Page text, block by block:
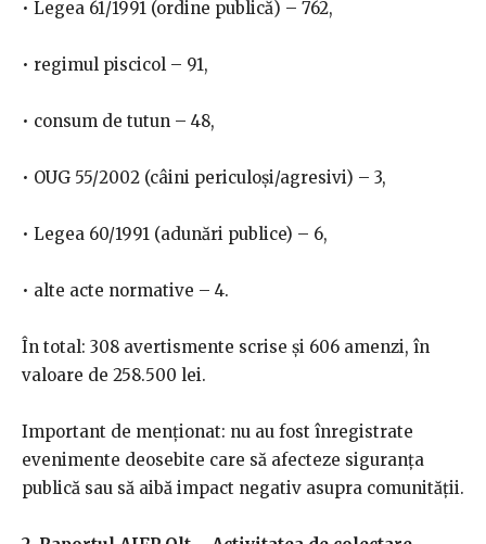
• Legea 61/1991 (ordine publică) – 762,
• regimul piscicol – 91,
• consum de tutun – 48,
• OUG 55/2002 (câini periculoși/agresivi) – 3,
• Legea 60/1991 (adunări publice) – 6,
• alte acte normative – 4.
În total: 308 avertismente scrise și 606 amenzi, în
valoare de 258.500 lei.
Important de menționat: nu au fost înregistrate
evenimente deosebite care să afecteze siguranța
publică sau să aibă impact negativ asupra comunității.